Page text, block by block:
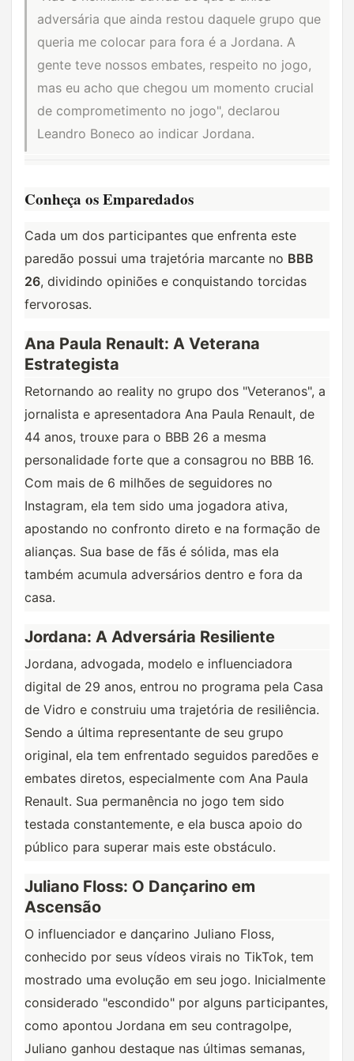
adversária que ainda restou daquele grupo que
queria me colocar para fora é a Jordana. A
gente teve nossos embates, respeito no jogo,
mas eu acho que chegou um momento crucial
de comprometimento no jogo", declarou
Leandro Boneco ao indicar Jordana.
Conheça os Emparedados
Cada um dos participantes que enfrenta este
paredão possui uma trajetória marcante no BBB
26, dividindo opiniões e conquistando torcidas
fervorosas.
Ana Paula Renault: A Veterana
Estrategista
Retornando ao reality no grupo dos "Veteranos", a
jornalista e apresentadora Ana Paula Renault, de
44 anos, trouxe para o BBB 26 a mesma
personalidade forte que a consagrou no BBB 16.
Com mais de 6 milhões de seguidores no
Instagram, ela tem sido uma jogadora ativa,
apostando no confronto direto e na formação de
alianças. Sua base de fãs é sólida, mas ela
também acumula adversários dentro e fora da
casa.
Jordana: A Adversária Resiliente
Jordana, advogada, modelo e influenciadora
digital de 29 anos, entrou no programa pela Casa
de Vidro e construiu uma trajetória de resiliência.
Sendo a última representante de seu grupo
original, ela tem enfrentado seguidos paredões e
embates diretos, especialmente com Ana Paula
Renault. Sua permanência no jogo tem sido
testada constantemente, e ela busca apoio do
público para superar mais este obstáculo.
Juliano Floss: O Dançarino em
Ascensão
O influenciador e dançarino Juliano Floss,
conhecido por seus vídeos virais no TikTok, tem
mostrado uma evolução em seu jogo. Inicialmente
considerado "escondido" por alguns participantes,
como apontou Jordana em seu contragolpe,
Juliano ganhou destaque nas últimas semanas,